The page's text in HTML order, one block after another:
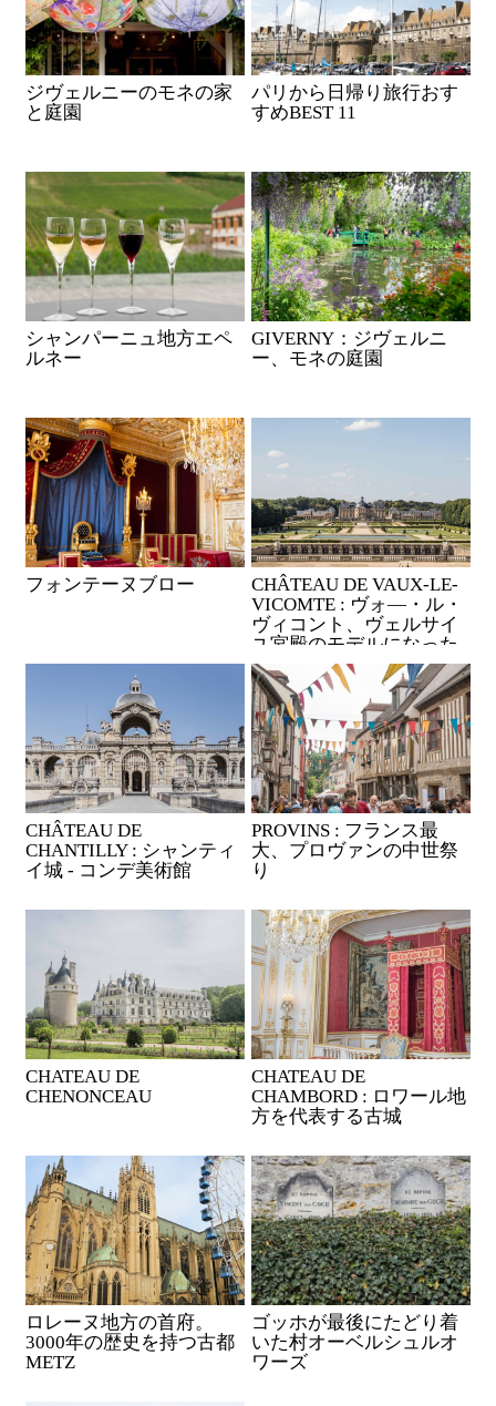
ジヴェルニーのモネの家
と庭園
パリから日帰り旅行おす
すめBEST 11
シャンパーニュ地方エペ
ルネー
GIVERNY：ジヴェルニ
ー、モネの庭園
フォンテーヌブロー
CHÂTEAU DE VAUX-LE-
VICOMTE : ヴォ―・ル・
ヴィコント、ヴェルサイ
ユ宮殿のモデルになった
城
CHÂTEAU DE
CHANTILLY : シャンティ
イ城 - コンデ美術館
PROVINS : フランス最
大、プロヴァンの中世祭
り
CHATEAU DE
CHENONCEAU
CHATEAU DE
CHAMBORD : ロワール地
方を代表する古城
ロレーヌ地方の首府。
3000年の歴史を持つ古都
METZ
ゴッホが最後にたどり着
いた村オーベルシュルオ
ワーズ